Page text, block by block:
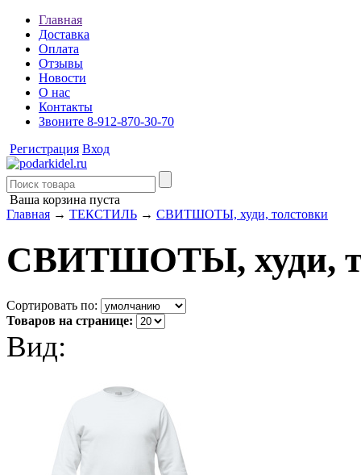
Главная
Доставка
Оплата
Отзывы
Новости
О нас
Контакты
Звоните 8-912-870-30-70
Регистрация Вход
Ваша корзина пуста
Главная → ТЕКСТИЛЬ → СВИТШОТЫ, худи, толстовки
СВИТШОТЫ, худи,
Сортировать по:
Товаров на странице:
Вид: